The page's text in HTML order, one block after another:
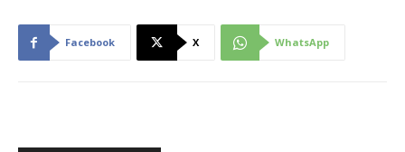
Facebook X WhatsApp